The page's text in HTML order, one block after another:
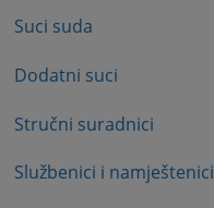
Suci suda
Dodatni suci
Stručni suradnici
Službenici i namještenici